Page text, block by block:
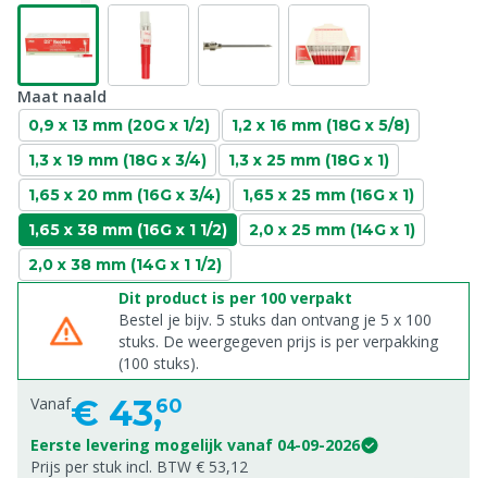
Maat naald
0,9 x 13 mm (20G x 1/2)
1,2 x 16 mm (18G x 5/8)
1,3 x 19 mm (18G x 3/4)
1,3 x 25 mm (18G x 1)
1,65 x 20 mm (16G x 3/4)
1,65 x 25 mm (16G x 1)
1,65 x 38 mm (16G x 1 1/2)
2,0 x 25 mm (14G x 1)
2,0 x 38 mm (14G x 1 1/2)
Dit product is per 100 verpakt
Bestel je bijv. 5 stuks dan ontvang je 5 x 100
stuks. De weergegeven prijs is per verpakking
(100 stuks).
Vanaf€ 43,60
Eerste levering mogelijk vanaf 04-09-2026
Prijs per stuk incl. BTW € 53,12